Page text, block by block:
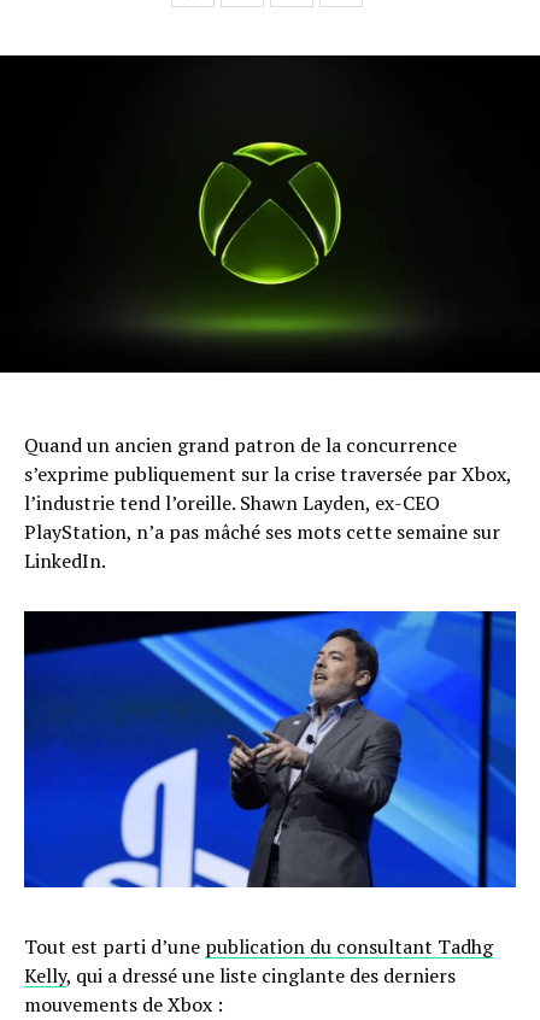
Quand un ancien grand patron de la concurrence
s’exprime publiquement sur la crise traversée par Xbox,
l’industrie tend l’oreille. Shawn Layden, ex-CEO
PlayStation, n’a pas mâché ses mots cette semaine sur
LinkedIn.
Tout est parti d’une publication du consultant Tadhg
Kelly, qui a dressé une liste cinglante des derniers
mouvements de Xbox :